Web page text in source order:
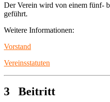
Der Verein wird von einem fünf-
geführt.
Weitere Informationen:
Vorstand
Vereinsstatuten
3 Beitritt